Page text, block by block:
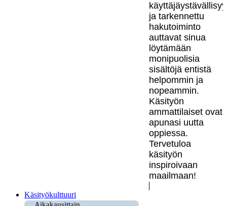
ja tarkennettu
hakutoiminto
auttavat sinua
löytämään
monipuolisia
sisältöjä entistä
helpommin ja
nopeammin.
Käsityön
ammattilaiset ovat
apunasi uutta
oppiessa.
Tervetuloa
käsityön
inspiroivaan
maailmaan!
Käsityökulttuuri